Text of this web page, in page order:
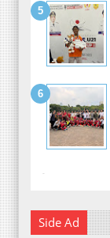
-
Side Ad